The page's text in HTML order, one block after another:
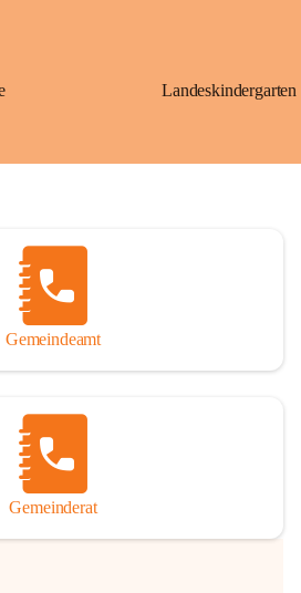
Gemeindeamt
Gemeinderat